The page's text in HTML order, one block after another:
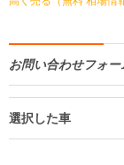
お問い合わせフォー
選択した車